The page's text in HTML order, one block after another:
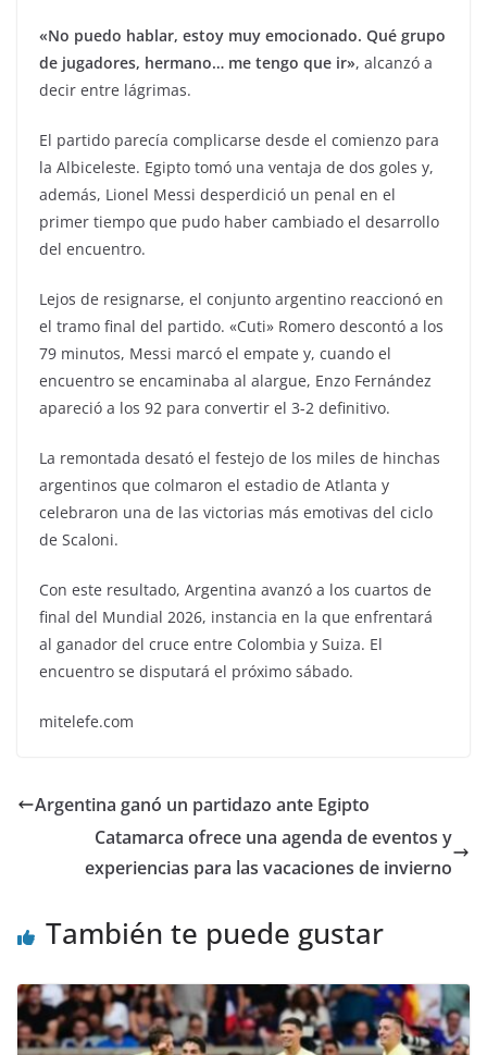
«No puedo hablar, estoy muy emocionado. Qué grupo
de jugadores, hermano… me tengo que ir», alcanzó a
decir entre lágrimas.
El partido parecía complicarse desde el comienzo para
la Albiceleste. Egipto tomó una ventaja de dos goles y,
además, Lionel Messi desperdició un penal en el
primer tiempo que pudo haber cambiado el desarrollo
del encuentro.
Lejos de resignarse, el conjunto argentino reaccionó en
el tramo final del partido. «Cuti» Romero descontó a los
79 minutos, Messi marcó el empate y, cuando el
encuentro se encaminaba al alargue, Enzo Fernández
apareció a los 92 para convertir el 3-2 definitivo.
La remontada desató el festejo de los miles de hinchas
argentinos que colmaron el estadio de Atlanta y
celebraron una de las victorias más emotivas del ciclo
de Scaloni.
Con este resultado, Argentina avanzó a los cuartos de
final del Mundial 2026, instancia en la que enfrentará
al ganador del cruce entre Colombia y Suiza. El
encuentro se disputará el próximo sábado.
mitelefe.com
Argentina ganó un partidazo ante Egipto
Catamarca ofrece una agenda de eventos y
experiencias para las vacaciones de invierno
También te puede gustar